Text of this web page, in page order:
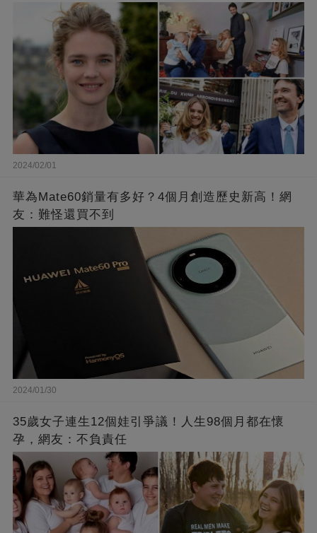
2024/02/01
華為Mate60銷量有多好？4個月創造歷史新高！網
友：難怪還買不到
2024/01/30
35歲女子連生12個娃引爭議！人生98個月都在懷
孕，網友：不負責任